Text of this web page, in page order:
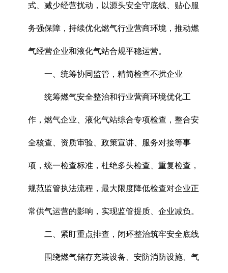
式、减少经营扰动，以源头安全守底线、贴心服
务强保障，持续优化燃气行业营商环境，推动燃
气经营企业和液化气站合规平稳运营。
一、统筹协同监管，精简检查不扰企业
统筹燃气安全整治和行业营商环境优化工
作，燃气企业、液化气站综合专项检查，整合安
全核查、资质审验、政策宣讲、服务对接等事
项，统一检查标准，杜绝多头检查、重复检查，
规范监管执法流程，最大限度降低检查对企业正
常供气运营的影响，实现监管提质、企业减负。
二、紧盯重点排查，闭环整治筑牢安全底线
围绕燃气储存充装设备、安防消防设施、气